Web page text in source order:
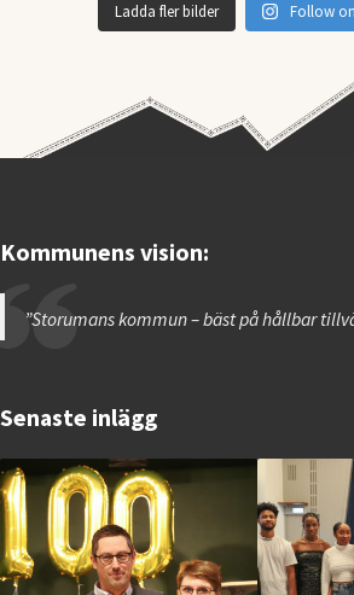
Ladda fler bilder Follow
Kommunens vision:
”Storumans kommun – bäst på hållbar
Senaste inlägg